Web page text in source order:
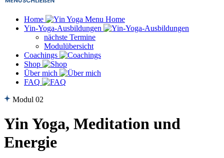
Home
Yin-Yoga-Ausbildungen
nächste Termine
Modulübersicht
Coachings
Shop
Über mich
FAQ
Modul 02
Yin Yoga, Meditation und
Energie